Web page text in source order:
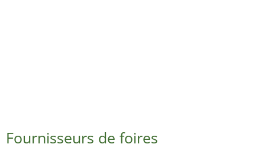
Fournisseurs de foires